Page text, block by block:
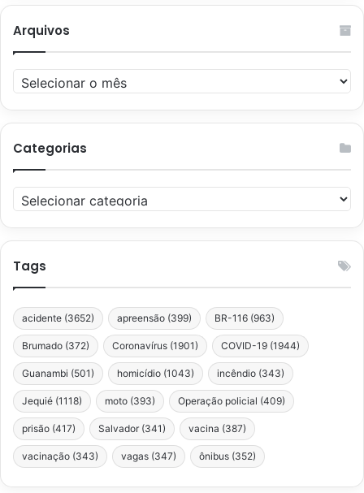
Arquivos
Arquivos
Categorias
Categorias
Tags
acidente (3652) apreensão (399) BR-116 (963)
Brumado (372) Coronavírus (1901) COVID-19 (1944)
Guanambi (501) homicídio (1043) incêndio (343)
Jequié (1118) moto (393) Operação policial (409)
prisão (417) Salvador (341) vacina (387)
vacinação (343) vagas (347) ônibus (352)